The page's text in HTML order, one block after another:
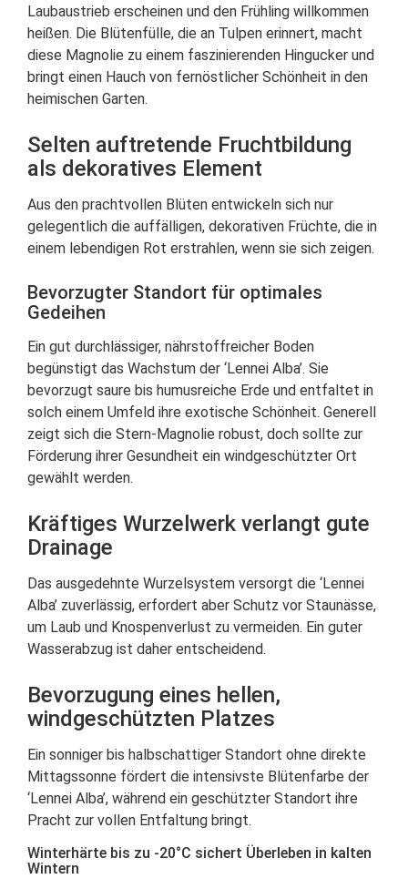
Laubaustrieb erscheinen und den Frühling willkommen
heißen. Die Blütenfülle, die an Tulpen erinnert, macht
diese Magnolie zu einem faszinierenden Hingucker und
bringt einen Hauch von fernöstlicher Schönheit in den
heimischen Garten.
Selten auftretende Fruchtbildung
als dekoratives Element
Aus den prachtvollen Blüten entwickeln sich nur
gelegentlich die auffälligen, dekorativen Früchte, die in
einem lebendigen Rot erstrahlen, wenn sie sich zeigen.
Bevorzugter Standort für optimales
Gedeihen
Ein gut durchlässiger, nährstoffreicher Boden
begünstigt das Wachstum der ‘Lennei Alba’. Sie
bevorzugt saure bis humusreiche Erde und entfaltet in
solch einem Umfeld ihre exotische Schönheit. Generell
zeigt sich die Stern-Magnolie robust, doch sollte zur
Förderung ihrer Gesundheit ein windgeschützter Ort
gewählt werden.
Kräftiges Wurzelwerk verlangt gute
Drainage
Das ausgedehnte Wurzelsystem versorgt die ‘Lennei
Alba’ zuverlässig, erfordert aber Schutz vor Staunässe,
um Laub und Knospenverlust zu vermeiden. Ein guter
Wasserabzug ist daher entscheidend.
Bevorzugung eines hellen,
windgeschützten Platzes
Ein sonniger bis halbschattiger Standort ohne direkte
Mittagssonne fördert die intensivste Blütenfarbe der
‘Lennei Alba’, während ein geschützter Standort ihre
Pracht zur vollen Entfaltung bringt.
Winterhärte bis zu -20°C sichert Überleben in kalten
Wintern